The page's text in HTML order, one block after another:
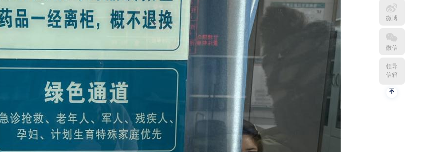
微博
微信
领导
信箱